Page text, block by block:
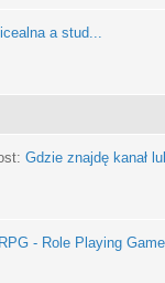
a stud...
Gdzie znajdę kanał
RPG - Role Playing